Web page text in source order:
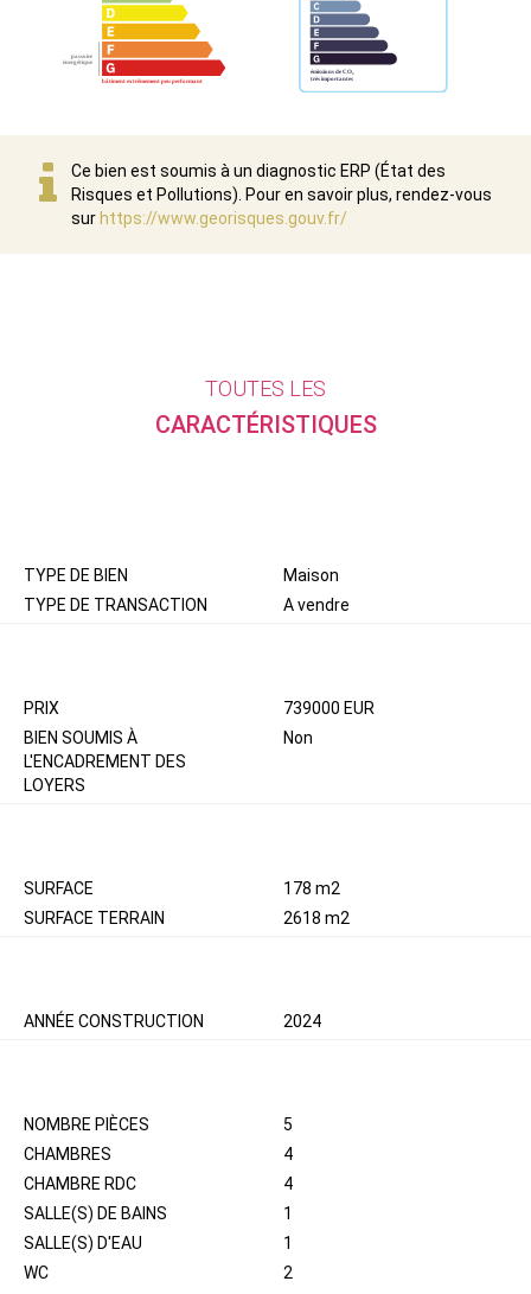
Ce bien est soumis à un diagnostic ERP (État des
Risques et Pollutions). Pour en savoir plus, rendez-vous
sur https://www.georisques.gouv.fr/
TOUTES LES
CARACTÉRISTIQUES
TYPE DE BIEN
Maison
TYPE DE TRANSACTION
A vendre
PRIX
739000 EUR
BIEN SOUMIS À
L'ENCADREMENT DES
LOYERS
Non
SURFACE
178 m2
SURFACE TERRAIN
2618 m2
ANNÉE CONSTRUCTION 2024
NOMBRE PIÈCES
5
CHAMBRES
4
CHAMBRE RDC
4
SALLE(S) DE BAINS
1
SALLE(S) D'EAU
1
WC
2